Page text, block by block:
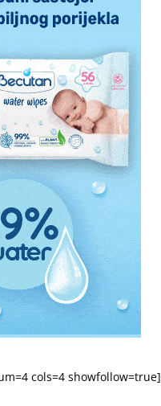
cols=4 showfollow=true]